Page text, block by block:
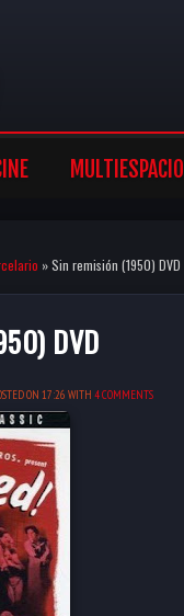
MULTIESPACIO
» Sin remisión (1950) DVD
DVD
ON 17:26 WITH 4 COMMENTS